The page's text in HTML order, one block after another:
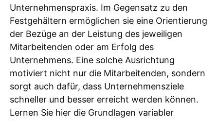
Unternehmenspraxis. Im Gegensatz zu den
Festgehältern ermöglichen sie eine Orientierung
der Bezüge an der Leistung des jeweiligen
Mitarbeitenden oder am Erfolg des
Unternehmens. Eine solche Ausrichtung
motiviert nicht nur die Mitarbeitenden, sondern
sorgt auch dafür, dass Unternehmensziele
schneller und besser erreicht werden können.
Lernen Sie hier die Grundlagen variabler